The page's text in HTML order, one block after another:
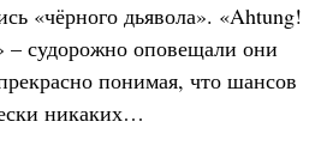
«чёрного дьявола». «Ahtung!
судорожно оповещали они
понимая, что шансов
никаких…